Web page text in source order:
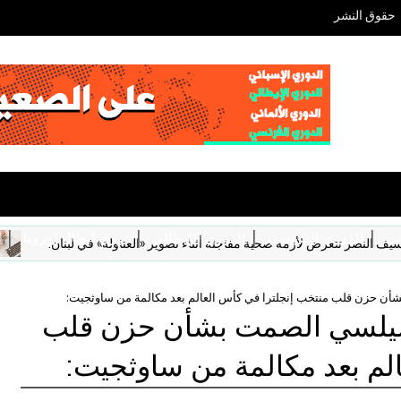
حقوق النشر
الدوري الفرنسي الدوري الإيطالي دوري ابطال اوروباتتعرض لأزمة صحية مفاجئة أثناء تصوير «العتاولة» في لبنان:
قلب منتخب إنجلترا في كأس العالم بعد مكالمة من ساوثجيت:
الصمت بشأن حزن قلب
بعد مكالمة من ساوثجيت: